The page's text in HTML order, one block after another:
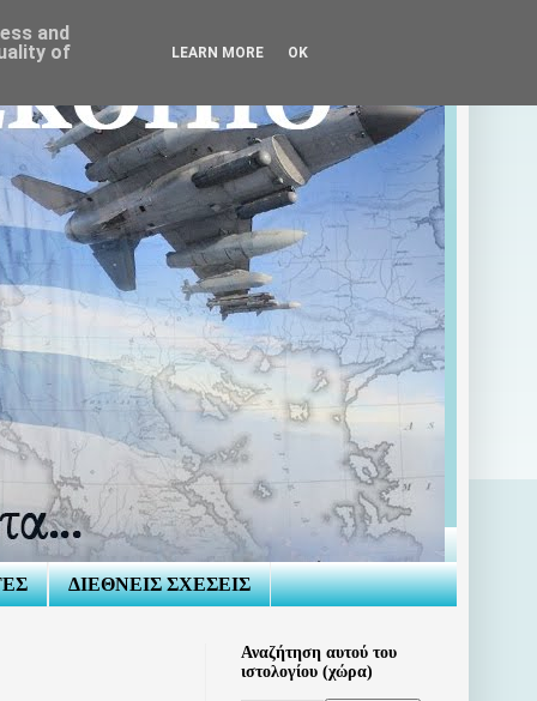
ΔΙΕΘΝΕΙΣ ΣΧΕΣΕΙΣ
Αναζήτηση αυτού του
ιστολογίου (χώρα)
and
of
LEARN MORE OK